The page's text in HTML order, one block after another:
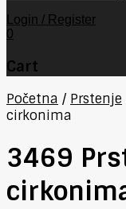
Login / Register
0
Cart
Početna / Prstenje
cirkonima
3469